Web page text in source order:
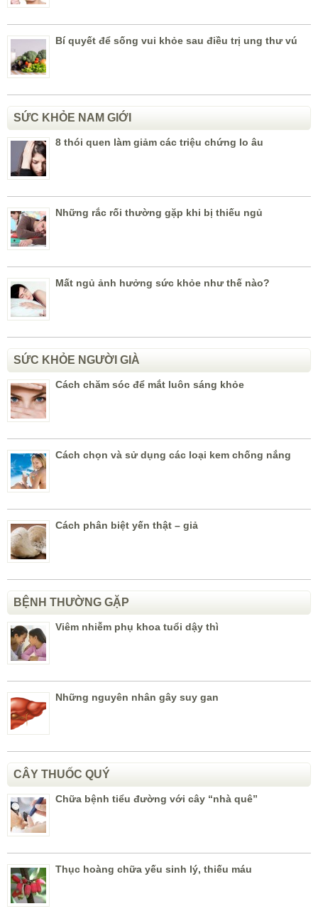
Bí quyết để sống vui khỏe sau điều trị ung thư vú
SỨC KHỎE NAM GIỚI
8 thói quen làm giảm các triệu chứng lo âu
Những rắc rối thường gặp khi bị thiếu ngủ
Mất ngủ ảnh hưởng sức khỏe như thế nào?
SỨC KHỎE NGƯỜI GIÀ
Cách chăm sóc để mắt luôn sáng khỏe
Cách chọn và sử dụng các loại kem chống nắng
Cách phân biệt yến thật – giả
BỆNH THƯỜNG GẶP
Viêm nhiễm phụ khoa tuổi dậy thì
Những nguyên nhân gây suy gan
CÂY THUỐC QUÝ
Chữa bệnh tiểu đường với cây “nhà quê”
Thục hoàng chữa yếu sinh lý, thiếu máu